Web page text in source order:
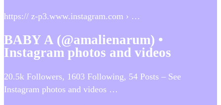
https:// z-p3.www.instagram.com › …
BABY A (@amalienarum) •
Instagram photos and videos
20.5k Followers, 1603 Following, 54 Posts – See
Instagram photos and videos …